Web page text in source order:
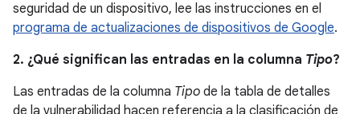
seguridad de un dispositivo, lee las instrucciones en el
programa de actualizaciones de dispositivos de Google.
2. ¿Qué significan las entradas en la columna Tipo?
Las entradas de la columna Tipo de la tabla de detalles
de la vulnerabilidad hacen referencia a la clasificación de